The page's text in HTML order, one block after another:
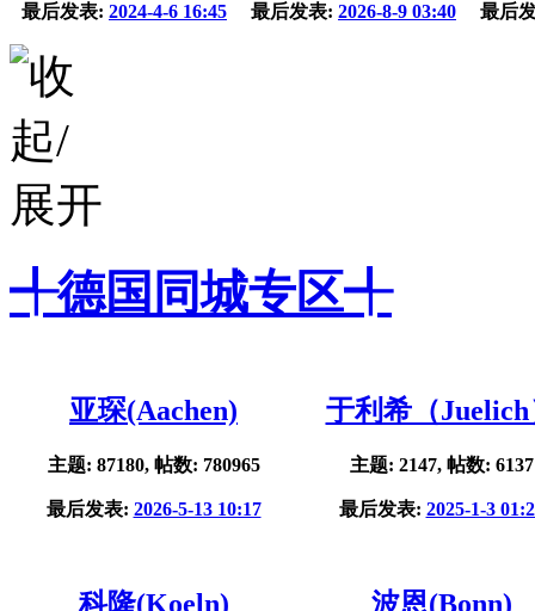
最后发表: 2024-4-6 16:45 最后发表: 2026-8-9 03:40 最后
╃德国同城专区╃
亚琛(Aachen)
主题: 87180, 帖数: 780965
最后发表: 2026-5-13 10:17
于利希（Juelich
主题: 2147, 帖数: 6137
最后发表: 2025-1-3
科隆(Koeln) 波恩(Bonn)